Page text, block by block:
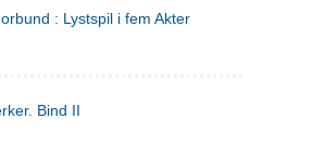
: Lystspil i fem Akter
Bind II